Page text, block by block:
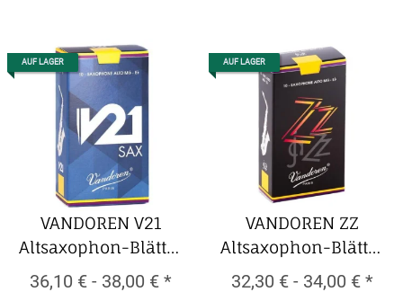
AUF LAGER
VANDOREN V21
Altsaxophon-Blätter
(10er Packung)
36,10 € - 38,00 € *
AUF LAGER
VANDOREN ZZ
Altsaxophon-Blätter
(10er Packung)
32,30 € - 34,00 € *